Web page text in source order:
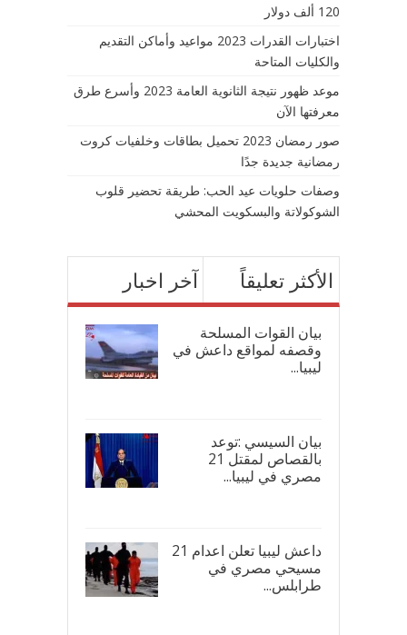
120 ألف دولار
اختبارات القدرات 2023 مواعيد وأماكن التقديم
والكليات المتاحة
موعد ظهور نتيجة الثانوية العامة 2023 وأسرع طرق
معرفتها الآن
صور رمضان 2023 تحميل بطاقات وخلفيات كروت
رمضانية جديدة جدًا
وصفات حلويات عيد الحب: طريقة تحضير قلوب
الشوكولاتة والبسكويت المحشي
آخر اخبار الأكثر تعليقاً
بيان القوات المسلحة
وقصفه لمواقع داعش في
ليبيا...
بيان السيسي :توعد
بالقصاص لمقتل 21
مصري في ليبيا...
داعش ليبيا تعلن اعدام 21
مسيحي مصري في
طرابلس...